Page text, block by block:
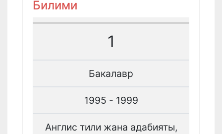
Билими
1
Бакалавр
1995 - 1999
Англис тили жана адабияты,